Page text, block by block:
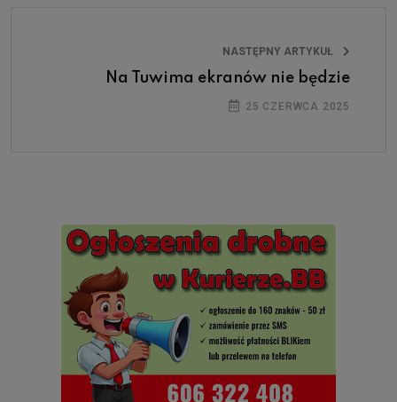
NASTĘPNY ARTYKUŁ
Na Tuwima ekranów nie będzie
25 CZERWCA 2025